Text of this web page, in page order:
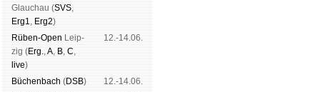
Glau­chau (SVS,
Erg1, Erg2)
Rüben-Open Leip­
zig (Erg.,A, B, C,
live)
12.-14.06.
Büchen­bach (DSB)
12.-14.06.